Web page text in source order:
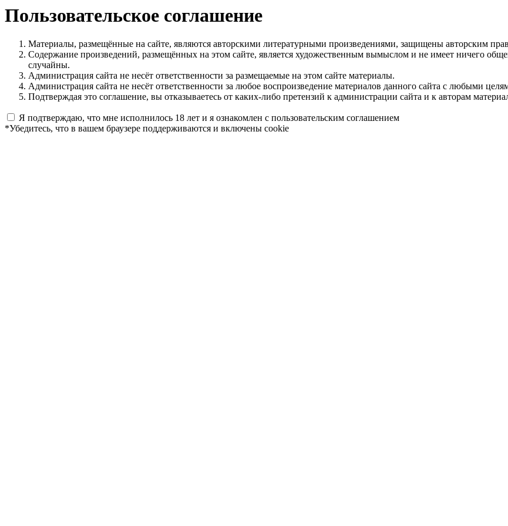
Пользовательское соглашение
Материалы, размещённые на сайте, являются авторскими литературными произведениями, защищены авторским
Содержание произведений, размещённых на этом сайте, является художественным вымыслом и не имеет ничего
случайны.
Администрация сайта не несёт ответственности за размещаемые на этом сайте материалы.
Администрация сайта не несёт ответственности за любое воспроизведение материалов данного сайта с любыми
Подтверждая это соглашение, вы отказываетесь от каких-либо претензий к администрации сайта и к авторам
Я подтверждаю, что мне исполнилось 18 лет и я ознакомлен с пользовательским соглашением
*Убедитесь, что в вашем браузере поддерживаются и включены cookie